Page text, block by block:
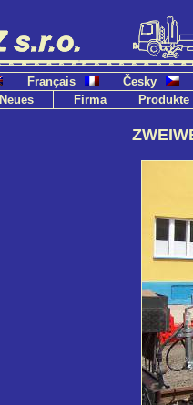
Français Česky
Neues Firma Produkte